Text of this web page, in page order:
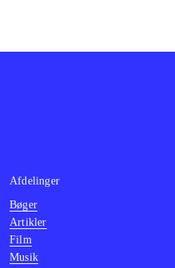
Afdelinger
Bøger
Artikler
Film
Musik